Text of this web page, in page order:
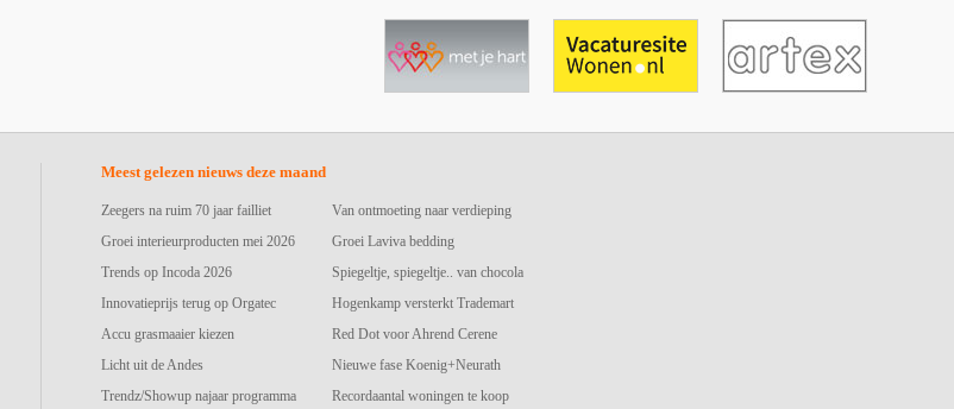
Meest gelezen nieuws deze maand
Zeegers na ruim 70 jaar failliet
Groei interieurproducten mei 2026
Trends op Incoda 2026
Innovatieprijs terug op Orgatec
Accu grasmaaier kiezen
Licht uit de Andes
Trendz/Showup najaar programma
Van ontmoeting naar verdieping
Groei Laviva bedding
Spiegeltje, spiegeltje.. van chocola
Hogenkamp versterkt Trademart
Red Dot voor Ahrend Cerene
Nieuwe fase Koenig+Neurath
Recordaantal woningen te koop